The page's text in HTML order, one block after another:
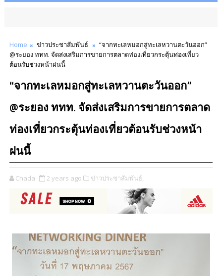
Home ข่าวประชาสัมพันธ์
“จากทะเลหมอกสู่ทะเลหวานตะวันออก”
@ระยอง ททท. จัดส่งเสริมการขายการตลาดท่องเที่ยวกระตุ้นท่องเที่ยว
ต้อนรับช่วงหน้าฝนนี้
“จากทะเลหมอกสู่ทะเลหวานตะวันออก”
@ระยอง ททท. จัดส่งเสริมการขายการตลาด
ท่องเที่ยวกระตุ้นท่องเที่ยวต้อนรับช่วงหน้า
ฝนนี้
Chada 2 years ago ข่าวประชาสัมพันธ์,